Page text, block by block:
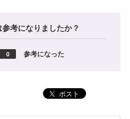
考になりましたか？
0 参考になった
ポスト